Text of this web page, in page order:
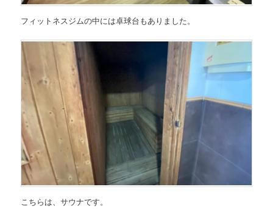
フィットネスジムの中には卓球台もありました。
こちらは、サウナです。